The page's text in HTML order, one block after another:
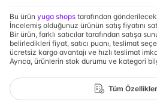
Bu ürün yuga shops tarafından
İncelemiş olduğunuz ürünün satış fiyatını
Bir ürün, farklı satıcılar tarafından satışa
belirledikleri fiyat, satıcı puanı, teslimat
ücretsiz kargo avantajı ve hızlı teslimat
Ayrıca, ürünlerin stok durumu ve kategori
Tüm